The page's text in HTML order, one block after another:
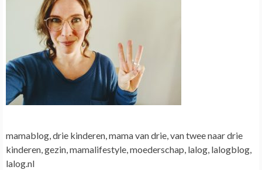
mamablog, drie kinderen, mama van drie, van twee naar drie
kinderen, gezin, mamalifestyle, moederschap, lalog, lalogblog,
lalog.nl